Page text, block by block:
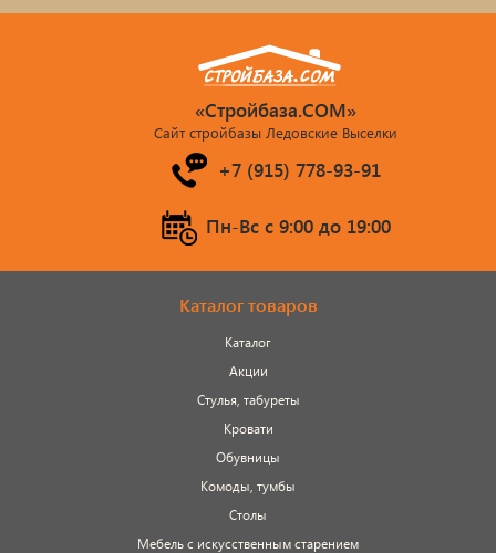
«Стройбаза.COM»
Сайт стройбазы Ледовские Выселки
+7 (915) 778-93-91
Пн-Вс c 9:00 до 19:00
Каталог товаров
Каталог
Акции
Стулья, табуреты
Кровати
Обувницы
Комоды, тумбы
Столы
Мебель с искусственным старением